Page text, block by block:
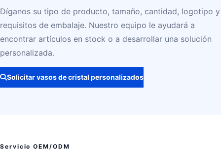
Díganos su tipo de producto, tamaño, cantidad, logotipo y
requisitos de embalaje. Nuestro equipo le ayudará a
encontrar artículos en stock o a desarrollar una solución
personalizada.
Solicitar vasos de cristal personalizados
Servicio OEM/ODM